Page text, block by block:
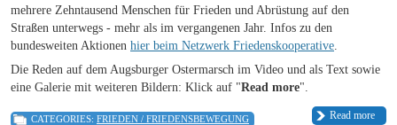
mehrere Zehntausend Menschen für Frieden und Abrüstung auf den
Straßen unterwegs - mehr als im vergangenen Jahr. Infos zu den
bundesweiten Aktionen hier beim Netzwerk Friedenskooperative
Die Reden auf dem Augsburger Ostermarsch im Video und als Text sowie
eine Galerie mit weiteren Bildern: Klick auf "Read more".
Read more
CATEGORIES: FRIEDEN / FRIEDENSBEWEGUNG